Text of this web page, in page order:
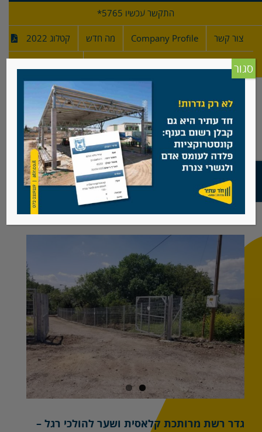
התקשר עכשיו 5765*
צור קשר Company Profile מה חדש קטלוג 2022
גדר רשת מרותכת קלאסית ושער להולכי רגל –
דגם שוהם
בתמונה
מוגדלת
גדר רשת מרותכת קלאסית ושער להולכי רגל –
סגור